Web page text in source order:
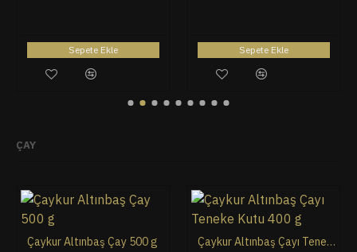
Sepete Ekle Sepete Ekle
ÇAY
Çaykur Altınbaş Çay 500 g Çaykur Altınbaş Çayı Teneke Kutu 400 g